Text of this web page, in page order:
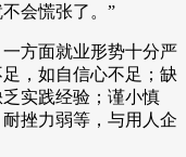
会慌张了。”
方面就业形势十分严
，如自信心不足；缺
实践经验；谨小慎
挫力弱等，与用人企